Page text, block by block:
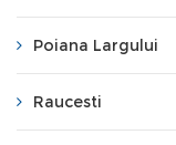
Poiana Largului
Raucesti